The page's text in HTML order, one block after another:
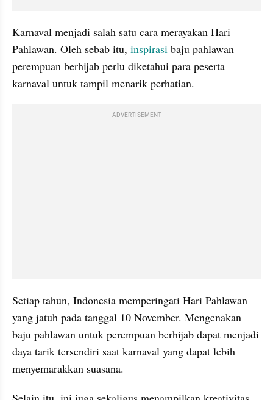
Karnaval menjadi salah satu cara merayakan Hari
Pahlawan. Oleh sebab itu, inspirasi baju pahlawan
perempuan berhijab perlu diketahui para peserta
karnaval untuk tampil menarik perhatian.
ADVERTISEMENT
Setiap tahun, Indonesia memperingati Hari Pahlawan
yang jatuh pada tanggal 10 November. Mengenakan
baju pahlawan untuk perempuan berhijab dapat menjadi
daya tarik tersendiri saat karnaval yang dapat lebih
menyemarakkan suasana.